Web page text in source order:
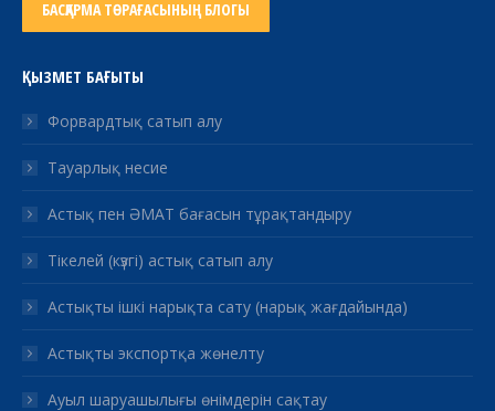
БАСҚАРМА ТӨРАҒАСЫНЫҢ БЛОГЫ
ҚЫЗМЕТ БАҒЫТЫ
Форвардтық сатып алу
Тауарлық несие
Астық пен ӘМАТ бағасын тұрақтандыру
Тікелей (күзгі) астық сатып алу
Астықты ішкі нарықта сату (нарық жағдайында)
Астықты экспортқа жөнелту
Ауыл шаруашылығы өнімдерін сақтау